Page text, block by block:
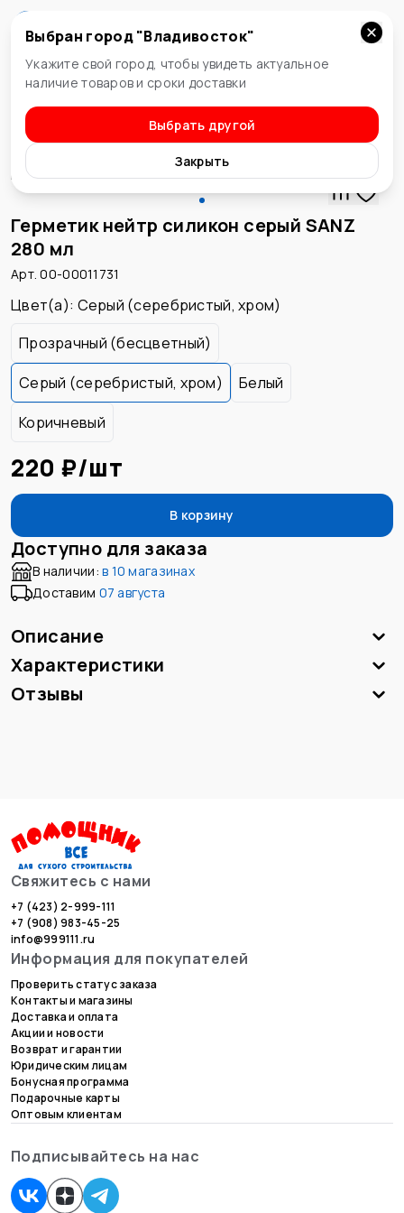
Владивосток
Выбран город "Владивосток"
Укажите свой город, чтобы увидеть актуальное
наличие товаров и сроки доставки
Выбрать другой
Закрыть
Герметики сантехнические
Герметик нейтр силикон серый SANZ
280 мл
Арт. 00-00011731
Цвет(а): Серый (серебристый, хром)
Прозрачный (бесцветный)
Серый (серебристый, хром)
Белый
Коричневый
220 ₽/шт
В корзину
Доступно для заказа
В наличии: в 10 магазинах
Доставим 07 августа
Описание
Характеристики
Отзывы
Свяжитесь с нами
+7 (423) 2-999-111
+7 (908) 983-45-25
info@999111.ru
Информация для покупателей
Проверить статус заказа
Контакты и магазины
Доставка и оплата
Акции и новости
Возврат и гарантии
Юридическим лицам
Бонусная программа
Подарочные карты
Оптовым клиентам
Подписывайтесь на нас